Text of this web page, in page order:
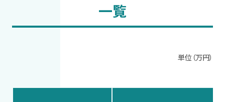
一覧
単位（万円）